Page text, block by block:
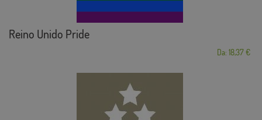
Reino Unido Pride
Da: 18,37 €